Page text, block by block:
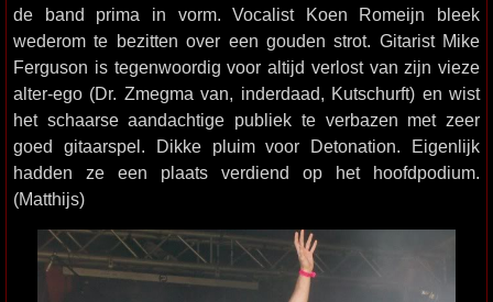
de band prima in vorm. Vocalist Koen Romeijn bleek
wederom te bezitten over een gouden strot. Gitarist Mike
Ferguson is tegenwoordig voor altijd verlost van zijn vieze
alter-ego (Dr. Zmegma van, inderdaad, Kutschurft) en wist
het schaarse aandachtige publiek te verbazen met zeer
goed gitaarspel. Dikke pluim voor Detonation. Eigenlijk
hadden ze een plaats verdiend op het hoofdpodium.
(Matthijs)